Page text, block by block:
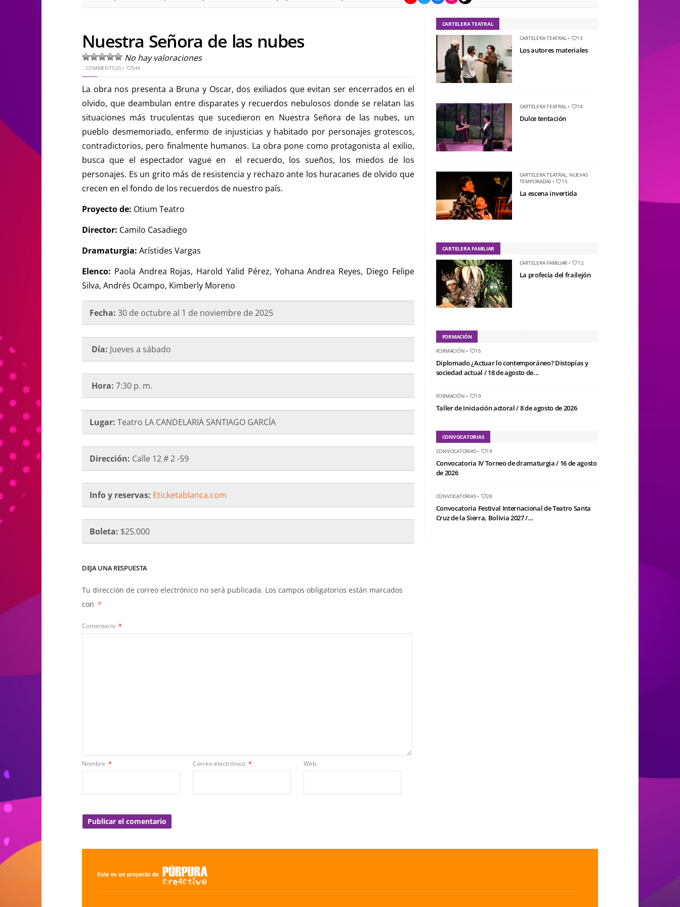
Nuestra Señora de las nubes
No hay valoraciones
..COMMENTS (0)• 546
La obra nos presenta a Bruna y Oscar, dos exiliados que evitan ser encerrados en el
olvido, que deambulan entre disparates y recuerdos nebulosos donde se relatan las
situaciones más truculentas que sucedieron en Nuestra Señora de las nubes, un
pueblo desmemoriado, enfermo de injusticias y habitado por personajes grotescos,
contradictorios, pero finalmente humanos. La obra pone como protagonista al exilio,
busca que el espectador vague en el recuerdo, los sueños, los miedos de los
personajes. Es un grito más de resistencia y rechazo ante los huracanes de olvido que
crecen en el fondo de los recuerdos de nuestro país.
Proyecto de: Otium Teatro
Director: Camilo Casadiego
Dramaturgia: Arístides Vargas
Elenco: Paola Andrea Rojas, Harold Yalid Pérez, Yohana Andrea Reyes, Diego Felipe
Silva, Andrés Ocampo, Kimberly Moreno
Fecha: 30 de octubre al 1 de noviembre de 2025
Día: Jueves a sábado
Hora: 7:30 p. m.
Lugar: Teatro LA CANDELARIA SANTIAGO GARCÍA
Dirección: Calle 12 # 2 -59
Info y reservas: Eticketablanca.com
Boleta: $25.000
DEJA UNA RESPUESTA
Tu dirección de correo electrónico no será publicada. Los campos obligatorios están marcados
con *
Comentario *
Nombre * Correo electrónico * Web
CARTELERA TEATRAL
CARTELERA TEATRAL• 13
Los autores materiales
CARTELERA TEATRAL• 14
Dulce tentación
CARTELERA TEATRAL, NUEVAS
TEMPORADAS • 15
La escena invertida
CARTELERA FAMILIAR
CARTELERA FAMILIAR • 12
La profecía del frailejón
FORMACIÓN
FORMACIÓN • 15
Diplomado ¿Actuar lo contemporáneo? Distopías y
sociedad actual / 18 de agosto de...
FORMACIÓN • 19
Taller de Iniciación actoral / 8 de agosto de 2026
CONVOCATORIAS
CONVOCATORIAS• 19
Convocatoria IV Torneo de dramaturgia / 16 de agosto
de 2026
CONVOCATORIAS• 28
Convocatoria Festival Internacional de Teatro Santa
Cruz de la Sierra, Bolivia 2027 /...